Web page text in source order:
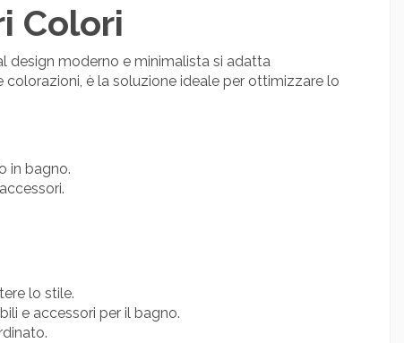
Colori
design moderno e minimalista si adatta
colorazioni, è la soluzione ideale per ottimizzare lo
in bagno.
lo stile.
e accessori per il bagno.